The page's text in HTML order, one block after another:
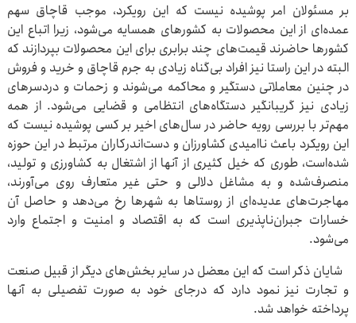
بر مسئولان امر پوشیده نیست که این رویکرد، موجب قاچاق سهم
عمده‌ای از این محصولات به کشورهای همسایه می‌شود، زیرا اتباع این
کشورها حاضرند قیمت‌های چند برابری برای این محصولات بپردازند که
البته در این راستا نیز افراد بی‌گناه زیادی به جرم قاچاق و خرید و فروش
در چنین معاملاتی دستگیر و محاکمه می‌شوند و زحمات و دردسرهای
زیادی نیز گریبانگیر دستگاه‌های انتظامی و قضایی می‌شود. از همه
مهم‌تر با بررسی رویه حاضر در سال‌های اخیر بر کسی پوشیده نیست که
این رویکرد باعث ناامیدی کشاورزان و دست‌اندرکاران مرتبط در این حوزه
شده‌است، طوری که خیل کثیری از آنها از اشتغال به کشاورزی و تولید،
منصرف‌شده و به مشاغل دلالی و حتی غیر متعارف روی می‌آورند،
مهاجرت‌های عدیده‌ای از روستاها به شهرها رخ می‌دهد و حاصل آن
خسارات جبران‌ناپذیری است که به اقتصاد و امنیت و اجتماع وارد
می‌شود.
شایان ذکر است که این معضل در سایر بخش‌های دیگر از قبیل صنعت
و تجارت نیز نمود دارد که درجای خود به صورت تفصیلی به آنها
پرداخته خواهد شد.